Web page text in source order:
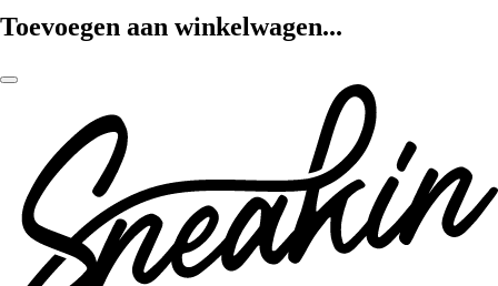
Toevoegen aan winkelwagen...